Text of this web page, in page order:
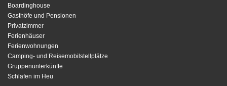
Boardinghouse
Gasthöfe und Pensionen
Privatzimmer
Ferienhäuser
Ferienwohnungen
Camping- und Reisemobilstellplätze
Gruppenunterkünfte
Schlafen im Heu